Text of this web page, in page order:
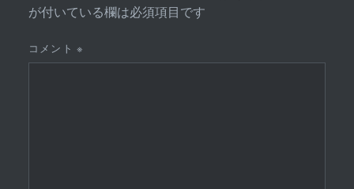
が付いている欄は必須項目です
コメント※